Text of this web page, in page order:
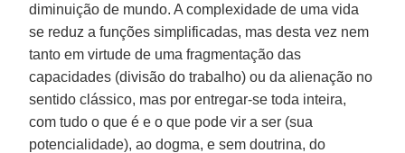
diminuição de mundo. A complexidade de uma vida
se reduz a funções simplificadas, mas desta vez nem
tanto em virtude de uma fragmentação das
capacidades (divisão do trabalho) ou da alienação no
sentido clássico, mas por entregar-se toda inteira,
com tudo o que é e o que pode vir a ser (sua
potencialidade), ao dogma, e sem doutrina, do